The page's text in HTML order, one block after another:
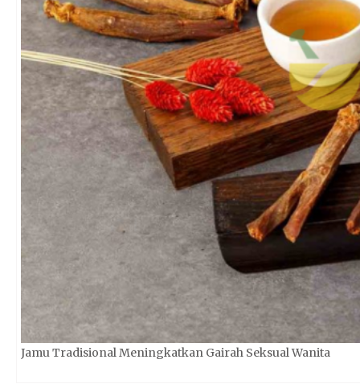
Jamu Tradisional Meningkatkan Gairah Seksual Wanita